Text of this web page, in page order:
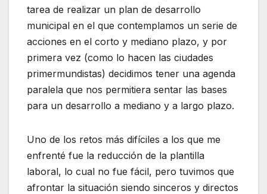
tarea de realizar un plan de desarrollo
municipal en el que contemplamos un serie de
acciones en el corto y mediano plazo, y por
primera vez (como lo hacen las ciudades
primermundistas) decidimos tener una agenda
paralela que nos permitiera sentar las bases
para un desarrollo a mediano y a largo plazo.
Uno de los retos más difíciles a los que me
enfrenté fue la reducción de la plantilla
laboral, lo cual no fue fácil, pero tuvimos que
afrontar la situación siendo sinceros y directos